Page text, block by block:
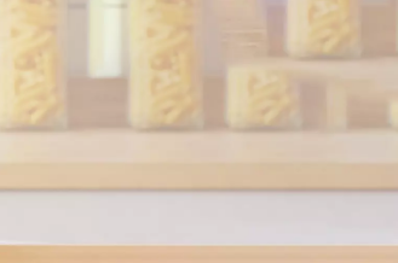
English
Français